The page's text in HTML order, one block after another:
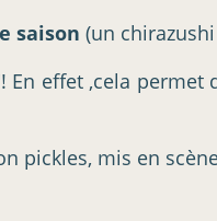
saison (un
effet ,cela
pickles, mis en